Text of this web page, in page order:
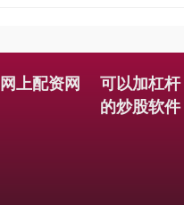
网上配资网
可以加杠杆
的炒股软件